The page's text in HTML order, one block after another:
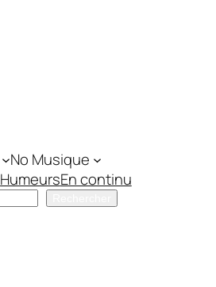
No Musique
HumeursEn continu